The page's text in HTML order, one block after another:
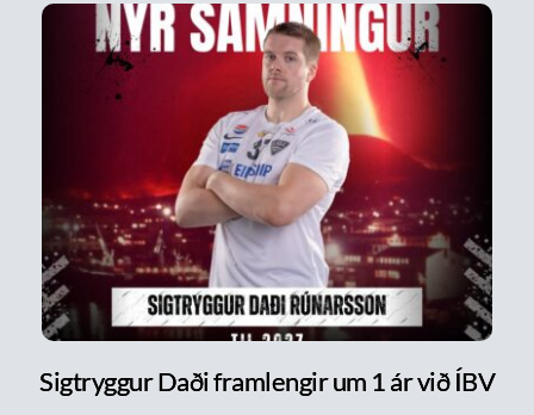
Sigtryggur Daði framlengir um 1 ár við ÍBV